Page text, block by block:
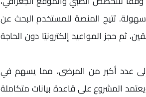
تتيح المنصة للمستخدم البحث عن
ثم حجز المواعيد إلكترونيًا دون الحاجة
عدد أكبر من المرضى، مما يسهم في
المشروع على قاعدة بيانات متكاملة